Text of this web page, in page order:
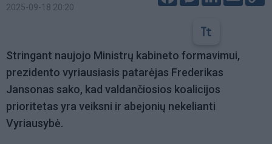
2025-09-18 20:20
Stringant naujojo Ministrų kabineto formavimui,
prezidento vyriausiasis patarėjas Frederikas
Jansonas sako, kad valdančiosios koalicijos
prioritetas yra veiksni ir abejonių nekelianti
Vyriausybė.